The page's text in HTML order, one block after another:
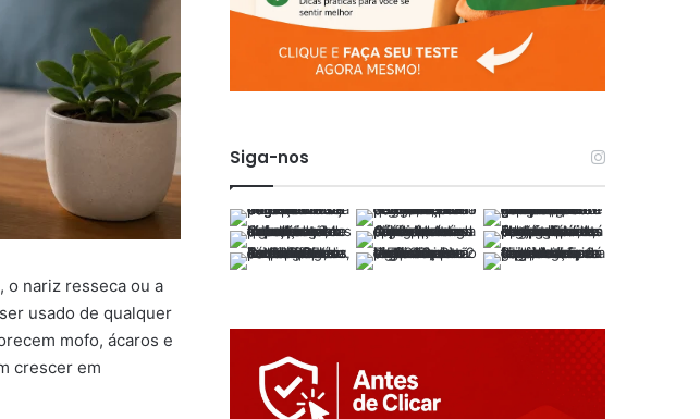
o nariz resseca ou a
usado de qualquer
mofo, ácaros e
crescer em
Siga-nos